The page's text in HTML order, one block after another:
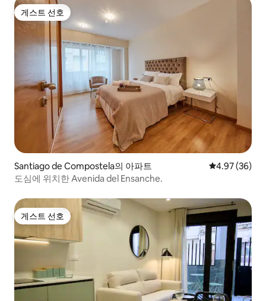
게스트 선호
게스트 선호
Santiago de Compostela의 아파트 평점 4.97점(5
4.97 (36)
도심에 위치한 Avenida del Ensanche.
게스트 선호
게스트 선호